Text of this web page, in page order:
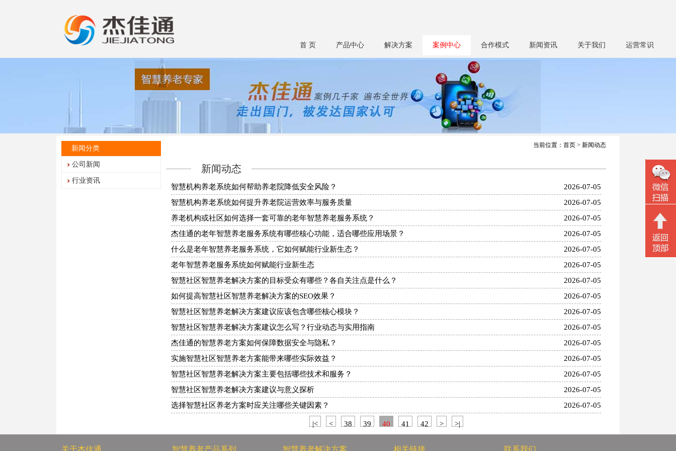
首 页 产品中心 解决方案 案例中心 合作模式 新闻资讯 关于我们 运营常识
新闻分类
公司新闻
行业资讯
当前位置： 首页 > 新闻动态
新闻动态
智慧机构养老系统如何帮助养老院降低安全风险？
2026-07-05
智慧机构养老系统如何提升养老院运营效率与服务质量
2026-07-05
养老机构或社区如何选择一套可靠的老年智慧养老服务系统？
2026-07-05
杰佳通的老年智慧养老服务系统有哪些核心功能，适合哪些应用场景？
2026-07-05
什么是老年智慧养老服务系统，它如何赋能行业新生态？
2026-07-05
老年智慧养老服务系统如何赋能行业新生态
2026-07-05
智慧社区智慧养老解决方案的目标受众有哪些？各自关注点是什么？
2026-07-05
如何提高智慧社区智慧养老解决方案的SEO效果？
2026-07-05
智慧社区智慧养老解决方案建议应该包含哪些核心模块？
2026-07-05
智慧社区智慧养老解决方案建议怎么写？行业动态与实用指南
2026-07-05
杰佳通的智慧养老方案如何保障数据安全与隐私？
2026-07-05
实施智慧社区智慧养老方案能带来哪些实际效益？
2026-07-05
智慧社区智慧养老解决方案主要包括哪些技术和服务？
2026-07-05
智慧社区智慧养老解决方案建议与意义探析
2026-07-05
选择智慧社区养老方案时应关注哪些关键因素？
2026-07-05
|< < 38 39 40 41 42 > >|
关于杰佳通 智慧养老产品系列 智慧养老解决方案 相关链接 联系我们